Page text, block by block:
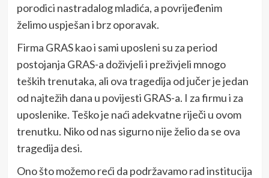
porodici nastradalog mladića, a povrijeđenim
želimo uspješan i brz oporavak.
Firma GRAS kao i sami uposleni su za period
postojanja GRAS-a doživjeli i preživjeli mnogo
teških trenutaka, ali ova tragedija od jučer je jedan
od najtežih dana u povijesti GRAS-a. I za firmu i za
uposlenike. Teško je naći adekvatne riječi u ovom
trenutku. Niko od nas sigurno nije želio da se ova
tragedija desi.
Ono što možemo reći da podržavamo rad institucija